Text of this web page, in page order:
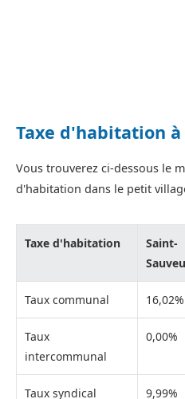
Taxe d'habitation
Vous trouverez ci-dessous le
d'habitation dans le petit
Taxe d'habitation
Saint-
Taux communal 16,02%
Taux
intercommunal
0,00%
Taux syndical 9,99%